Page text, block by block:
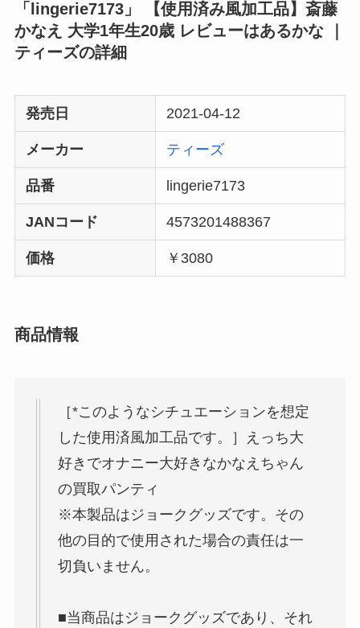
「lingerie7173」 【使用済み風加工品】斎藤
かなえ 大学1年生20歳 レビューはあるかな ｜
ティーズの詳細
発売日 2021-04-12
メーカー ティーズ
品番 lingerie7173
JANコード 4573201488367
価格 ￥3080
商品情報
［*このようなシチュエーションを想定
した使用済風加工品です。］えっち大
好きでオナニー大好きなかなえちゃん
の買取パンティ
※本製品はジョークグッズです。その
他の目的で使用された場合の責任は一
切負いません。
■当商品はジョークグッズであり、それ